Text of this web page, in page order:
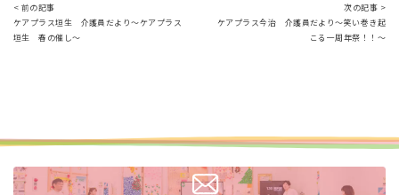
< 前の記事
ケアプラス垣生 介護員だより～ケアプラス
垣生 春の催し～
次の記事 >
ケアプラス今治 介護員だより～笑い巻き起
こる一周年祭！！～